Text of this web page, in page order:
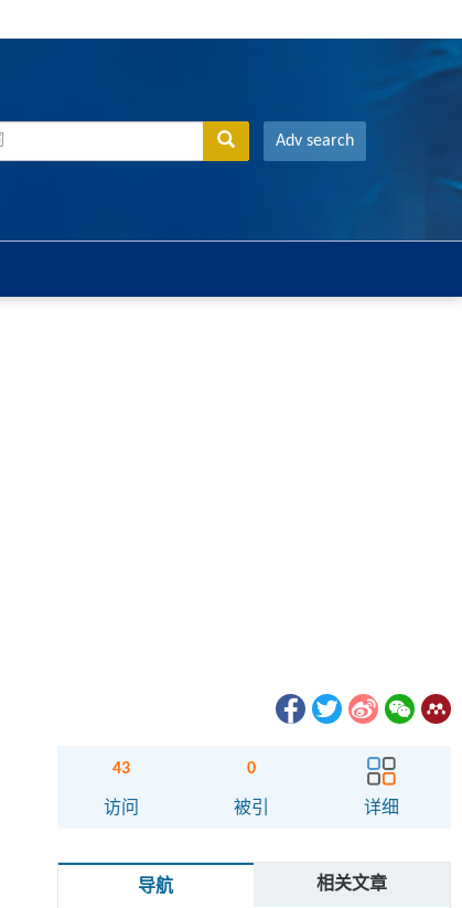
Adv search
43
访问
0
被引 详细
导航 相关文章